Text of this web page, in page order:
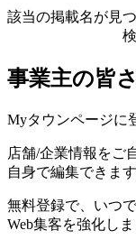
該当の掲載名が見
事業主の皆
Myタウンページに
店舗/企業情報をご
自身で編集できま
無料登録で、いつ
Web集客を強化しま